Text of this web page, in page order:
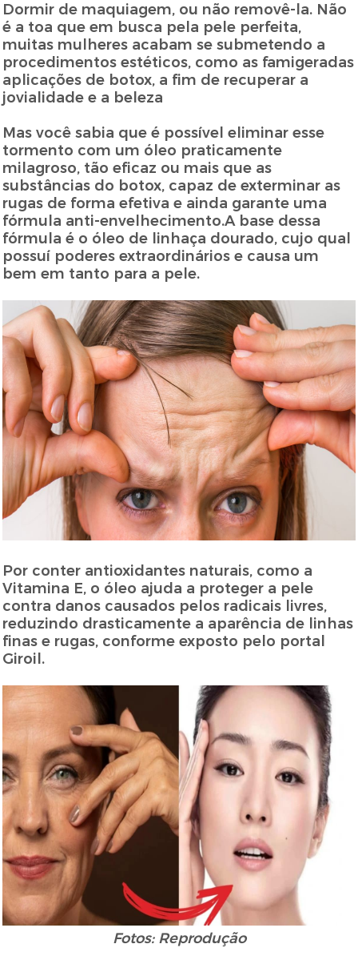
Dormir de maquiagem, ou não removê-la. Não
é a toa que em busca pela pele perfeita,
muitas mulheres acabam se submetendo a
procedimentos estéticos, como as famigeradas
aplicações de botox, a fim de recuperar a
jovialidade e a beleza
Mas você sabia que é possível eliminar esse
tormento com um óleo praticamente
milagroso, tão eficaz ou mais que as
substâncias do botox, capaz de exterminar as
rugas de forma efetiva e ainda garante uma
fórmula anti-envelhecimento.A base dessa
fórmula é o óleo de linhaça dourado, cujo qual
possuí poderes extraordinários e causa um
bem em tanto para a pele.
Por conter antioxidantes naturais, como a
Vitamina E, o óleo ajuda a proteger a pele
contra danos causados pelos radicais livres,
reduzindo drasticamente a aparência de linhas
finas e rugas, conforme exposto pelo portal
Giroil.
Fotos: Reprodução